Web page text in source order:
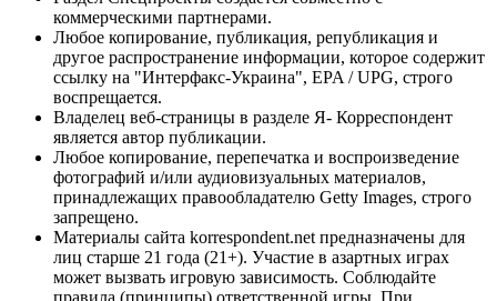
коммерческими партнерами.
Любое копирование, публикация, републикация и
другое распространение информации, которое содержит
ссылку на "Интерфакс-Украина", EPA / UPG, строго
воспрещается.
Владелец веб-страницы в разделе Я- Корреспондент
является автор публикации.
Любое копирование, перепечатка и воспроизведение
фотографий и/или аудиовизуальных материалов,
принадлежащих правообладателю Getty Images, строго
запрещено.
Материалы сайта korrespondent.net предназначены для
лиц старше 21 года (21+). Участие в азартных играх
может вызвать игровую зависимость. Соблюдайте
правила (принципы) ответственной игры. При